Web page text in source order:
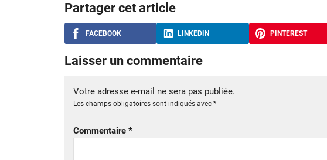
Partager cet article
FACEBOOK LINKEDIN PINTEREST
Laisser un commentaire
Votre adresse e-mail ne sera pas publiée.
Les champs obligatoires sont indiqués avec *
Commentaire *